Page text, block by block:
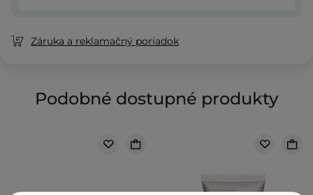
Záruka a reklamačný poriadok
Podobné dostupné produkty